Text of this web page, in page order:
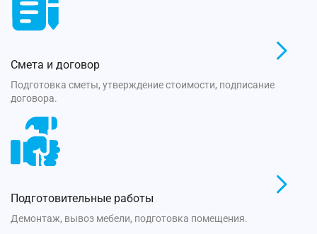
Смета и договор
Подготовка сметы, утверждение стоимости, подписание
договора.
Подготовительные работы
Демонтаж, вывоз мебели, подготовка помещения.